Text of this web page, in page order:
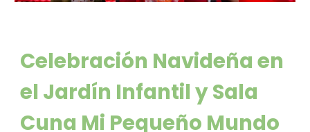
Celebración Navideña en
el Jardín Infantil y Sala
Cuna Mi Pequeño Mundo